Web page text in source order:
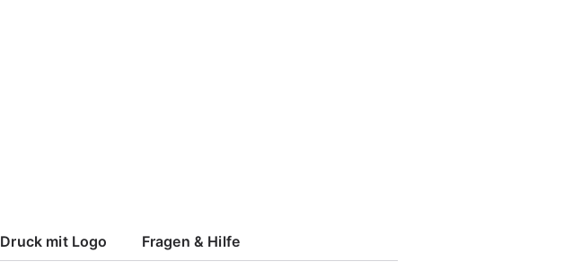
Druck mit Logo Fragen & Hilfe